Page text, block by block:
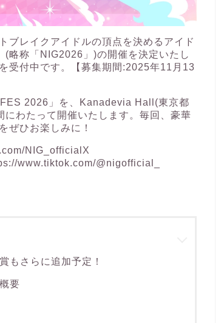
ブレイクアイドルの頂点を決めるアイド
略称「NIG2026」)の開催を決定いたし
受付中です。【募集期間:2025年11月13
2026」を、Kanadevia Hall(東京都
わたって開催いたします。毎回、豪華
ぜひお楽しみに！
NIG_officialX
www.tiktok.com/@nigofficial_
もさらに追加予定！
要